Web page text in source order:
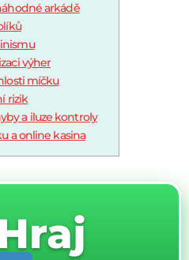
arkádě
výher
míčku
rizik
a iluze kontroly
a online kasina